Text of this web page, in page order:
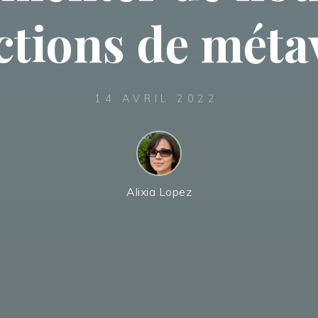
de
14 AVRIL 2022
Alixia Lopez